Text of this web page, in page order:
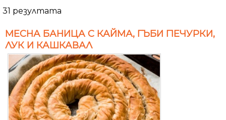
31 резултата
МЕСНА БАНИЦА С КАЙМА, ГЪБИ ПЕЧУРКИ,
ЛУК И КАШКАВАЛ